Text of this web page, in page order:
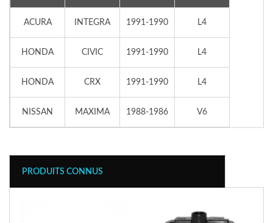
ACURA INTEGRA 1991-1990 L4
HONDA CIVIC 1991-1990 L4
HONDA CRX 1991-1990 L4
NISSAN MAXIMA 1988-1986 V6
PRODUITS CONNUS